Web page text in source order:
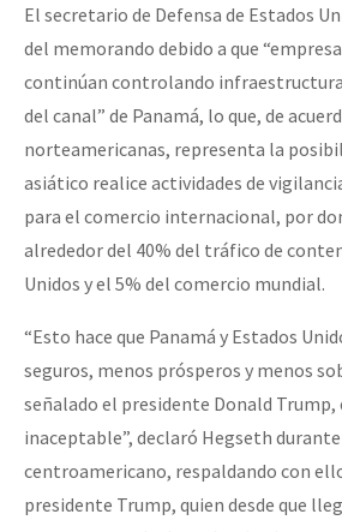
El secretario de Defensa de Estados
del memorando debido a que
continúan controlando
del canal” de Panamá, lo que, de
norteamericanas, representa la
asiático realice actividades de
para el comercio internacional, por
alrededor del 40% del tráfico de
Unidos y el 5% del comercio mundial.
“Esto hace que Panamá y Estados
seguros, menos prósperos y menos
señalado el presidente Donald Trump,
inaceptable”, declaró Hegseth
centroamericano, respaldando con
presidente Trump, quien desde que